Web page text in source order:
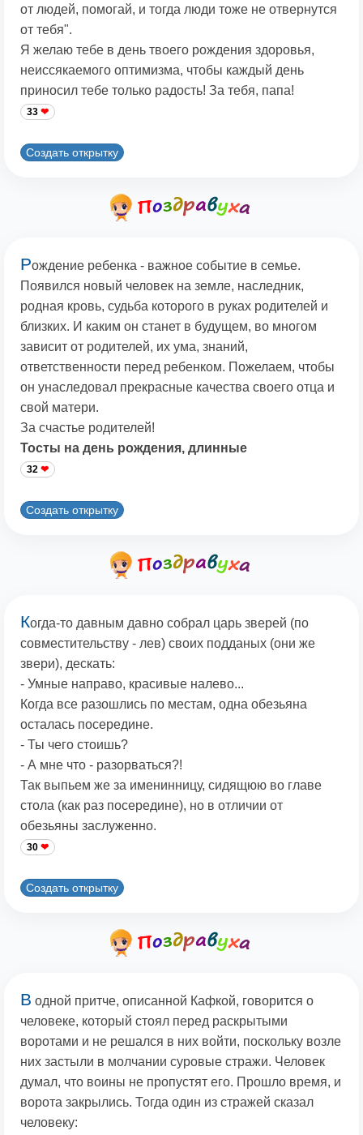
от людей, помогай, и тогда люди тоже не отвернутся
от тебя".
Я желаю тебе в день твоего рождения здоровья,
неиссякаемого оптимизма, чтобы каждый день
приносил тебе только радость! За тебя, папа!
33
Создать открытку
Рождение ребенка - важное событие в семье.
Появился новый человек на земле, наследник,
родная кровь, судьба которого в руках родителей и
близких. И каким он станет в будущем, во многом
зависит от родителей, их ума, знаний,
ответственности перед ребенком. Пожелаем, чтобы
он унаследовал прекрасные качества своего отца и
свой матери.
За счастье родителей!
Тосты на день рождения, длинные
32
Создать открытку
Когда-то давным давно собрал царь зверей (по
совместительству - лев) своих подданых (они же
звери), дескать:
- Умные направо, красивые налево...
Когда все разошлись по местам, одна обезьяна
осталась посередине.
- Ты чего стоишь?
- А мне что - разорваться?!
Так выпьем же за именинницу, сидящюю во главе
стола (как раз посередине), но в отличии от
обезьяны заслуженно.
30
Создать открытку
В одной притче, описанной Кафкой, говорится о
человеке, который стоял перед раскрытыми
воротами и не решался в них войти, поскольку возле
них застыли в молчании суровые стражи. Человек
думал, что воины не пропустят его. Прошло время, и
ворота закрылись. Тогда один из стражей сказал
человеку: